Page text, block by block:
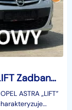
Opel Astra J Bezwypadkowy LIFT Zadbany Podgrzewana kierownica fotele
ASTRA „LIFT”